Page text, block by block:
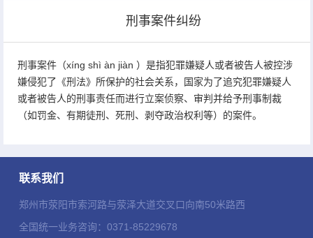
刑事案件纠纷
刑事案件（xíng shì àn jiàn ）是指犯罪嫌疑人或者被告人被控涉
嫌侵犯了《刑法》所保护的社会关系，国家为了追究犯罪嫌疑人
或者被告人的刑事责任而进行立案侦察、审判并给予刑事制裁
（如罚金、有期徒刑、死刑、剥夺政治权利等）的案件。
联系我们
郑州市荥阳市索河路与荥泽大道交叉口向南50米路西
全国统一业务咨询：0371-85229678